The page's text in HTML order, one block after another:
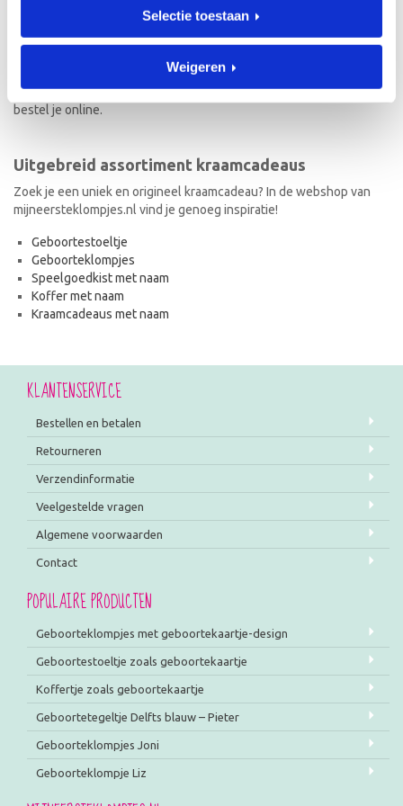
Selectie toestaan
Weigeren
Naast geboorteklompjes vind je op mijneersteklompjes.nl de meest
originele kraamcadeaus met naam. Van geboortestoeltjes en
met naam wordt met de hand geschilderd en is dus uniek! Ook de
kraamcadeaus met naam en in de stijl van het geboortekaartje
bestel je online.
Uitgebreid assortiment kraamcadeaus
Zoek je een uniek en origineel kraamcadeau? In de webshop van
mijneersteklompjes.nl vind je genoeg inspiratie!
Geboortestoeltje
Geboorteklompjes
Speelgoedkist met naam
Koffer met naam
Kraamcadeaus met naam
KLANTENSERVICE
Bestellen en betalen
Retourneren
Verzendinformatie
Veelgestelde vragen
Algemene voorwaarden
Contact
POPULAIRE PRODUCTEN
Geboorteklompjes met geboortekaartje-design
Geboortestoeltje zoals geboortekaartje
Koffertje zoals geboortekaartje
Geboortetegeltje Delfts blauw – Pieter
Geboorteklompjes Joni
Geboorteklompje Liz